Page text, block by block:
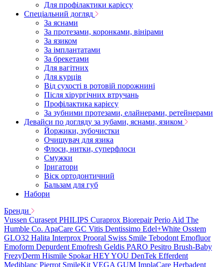
Для профілактики карієсу
Спеціальний догляд
За яснами
За протезами, коронками, вінірами
За язиком
За імплантатами
За брекетами
Для вагітних
Для курців
Від сухості в ротовій порожнині
Після хірургічних втручань
Профілактика карієсу
За зубними протезами, елайнерами, ретейнерами
Девайси по догляду за зубами, яснами, язиком
Йоржики, зубочистки
Очищувач для язика
Флоси, нитки, суперфлоси
Смужки
Іригатори
Віск ортодонтичний
Бальзам для губ
Набори
Бренди
Vussen Curasept PHILIPS Curaprox Biorepair Perio Aid The
Humble Co. ApaCare GC Vitis Dentissimo Edel+White Osstem
GLO32 Halita Interprox Prooral Swiss Smile Tebodont Emofluor
Emoform Depurdent Emofresh Geldis PARO Pesitro Brush-Baby
FrezyDerm Hismile Spokar HEY YOU DenTek Efferdent
Mediblanc Pierrot SmileKit VEGA GUM ImplaCare Herbadent